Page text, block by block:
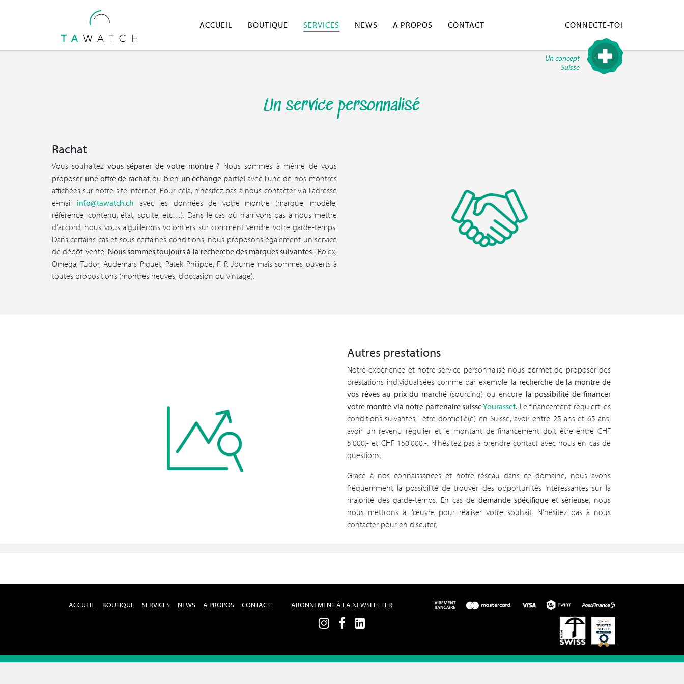
ACCUEIL
BOUTIQUE SERVICES NEWS A PROPOS CONTACT CONNECTE-TOI
Un concept
Suisse
Un service personnalisé
Rachat
Vous souhaitez vous séparer de votre montre ? Nous sommes à même de vous
proposer une offre de rachat ou bien un échange partiel avec l’une de nos montres
affichées sur notre site internet. Pour cela, n’hésitez pas à nous contacter via l’adresse
e-mail info@tawatch.ch avec les données de votre montre (marque, modèle,
référence, contenu, état, soulte, etc…). Dans le cas où n’arrivons pas à nous mettre
d’accord, nous vous aiguillerons volontiers sur comment vendre votre garde-temps.
Dans certains cas et sous certaines conditions, nous proposons également un service
de dépôt-vente. Nous sommes toujours à la recherche des marques suivantes: Rolex,
Omega, Tudor, Audemars Piguet, Patek Philippe, F. P. Journe mais sommes ouverts à
toutes propositions (montres neuves, d’occasion ou vintage).
Autres prestations
Notre expérience et notre service personnalisé nous permet de proposer des
prestations individualisées comme par exemple la recherche de la montre de
vos rêves au prix du marché(sourcing) ou encore la possibilité de financer
votre montre via notre partenaire suisseYourasset. Le financement requiert les
conditions suivantes : être domicilié(e) en Suisse, avoir entre 25 ans et 65 ans,
avoir un revenu régulier et le montant de financement doit être entre CHF
5’000.- et CHF 150’000.-. N’hésitez pas à prendre contact avec nous en cas de
questions.
Grâce à nos connaissances et notre réseau dans ce domaine, nous avons
fréquemment la possibilité de trouver des opportunités intéressantes sur la
majorité des garde-temps. En cas de demande spécifique et sérieuse, nous
nous mettrons à l’œuvre pour réaliser votre souhait. N’hésitez pas à nous
contacter pour en discuter.
ACCUEIL BOUTIQUE SERVICES NEWS A PROPOS CONTACT ABONNEMENT À LA NEWSLETTER